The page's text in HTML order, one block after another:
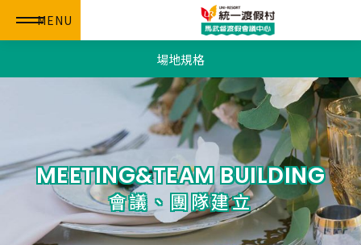
MENU
MEETING&TEAM BUILDING
會議、團隊建立
場地規格